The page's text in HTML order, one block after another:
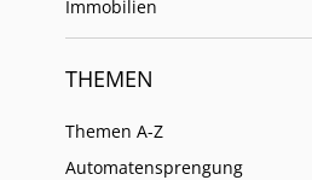
Immobilien
THEMEN
Themen A-Z
Automatensprengung